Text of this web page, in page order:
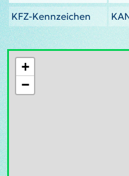
KFZ-Kennzeichen
+
−